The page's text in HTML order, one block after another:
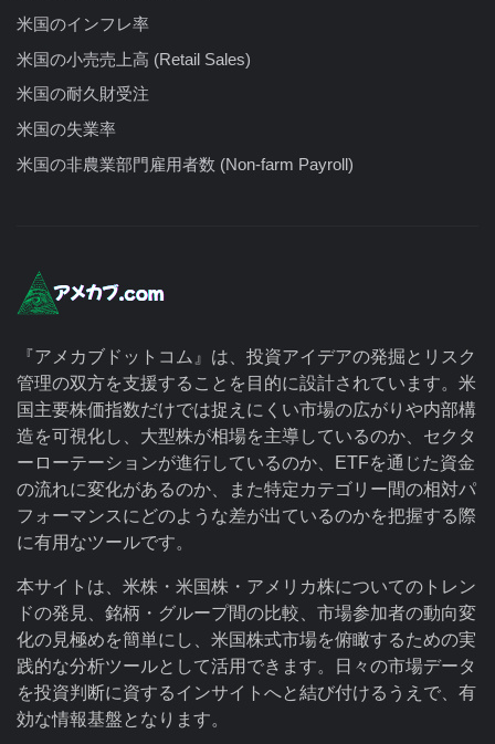
米国のインフレ率
米国の小売売上高 (Retail Sales)
米国の耐久財受注
米国の失業率
米国の非農業部門雇用者数 (Non-farm Payroll)
『アメカブドットコム』は、投資アイデアの発掘とリスク
管理の双方を支援することを目的に設計されています。米
国主要株価指数だけでは捉えにくい市場の広がりや内部構
造を可視化し、大型株が相場を主導しているのか、セクタ
ーローテーションが進行しているのか、ETFを通じた資金
の流れに変化があるのか、また特定カテゴリー間の相対パ
フォーマンスにどのような差が出ているのかを把握する際
に有用なツールです。
本サイトは、米株・米国株・アメリカ株についてのトレン
ドの発見、銘柄・グループ間の比較、市場参加者の動向変
化の見極めを簡単にし、米国株式市場を俯瞰するための実
践的な分析ツールとして活用できます。日々の市場データ
を投資判断に資するインサイトへと結び付けるうえで、有
効な情報基盤となります。